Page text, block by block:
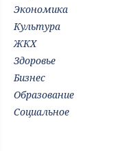
Экономика
Культура
ЖКХ
Здоровье
Бизнес
Образование
Социальное